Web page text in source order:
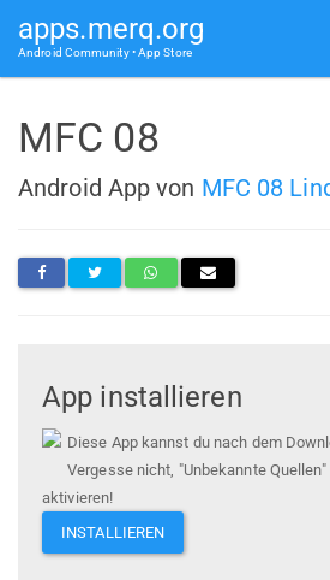
apps.merq.org
Android Community • App Store
MFC 08
Android App von MFC 08
App installieren
Diese App kannst du nach dem
Vergesse nicht, "Unbekannte
aktivieren!
INSTALLIEREN